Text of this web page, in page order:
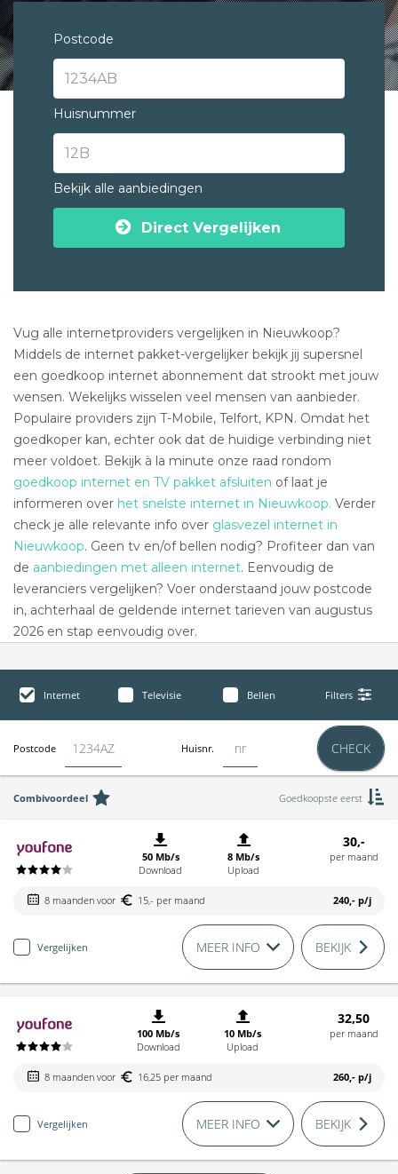
Postcode
Huisnummer
Bekijk alle aanbiedingen
Direct Vergelijken
Vug alle internetproviders vergelijken in Nieuwkoop?
Middels de internet pakket-vergelijker bekijk jij supersnel
een goedkoop internet abonnement dat strookt met jouw
wensen. Wekelijks wisselen veel mensen van aanbieder.
Populaire providers zijn T-Mobile, Telfort, KPN. Omdat het
goedkoper kan, echter ook dat de huidige verbinding niet
meer voldoet. Bekijk à la minute onze raad rondom
goedkoop internet en TV pakket afsluiten of laat je
informeren over het snelste internet in Nieuwkoop. Verder
check je alle relevante info over glasvezel internet in
Nieuwkoop. Geen tv en/of bellen nodig? Profiteer dan van
de aanbiedingen met alleen internet. Eenvoudig de
leveranciers vergelijken? Voer onderstaand jouw postcode
in, achterhaal de geldende internet tarieven van augustus
2026 en stap eenvoudig over.
Internet Televisie Bellen Filters
Postcode Huisnr. CHECK
Combivoordeel Goedkoopste eerst
50 Mb/s
Download
8 Mb/s
Upload
30,-
per maand
8 maanden voor 15,- per maand 240,- p/j
Vergelijken MEER INFO BEKIJK
100 Mb/s
Download
10 Mb/s
Upload
32,50
per maand
8 maanden voor 16,25 per maand 260,- p/j
Vergelijken MEER INFO BEKIJK